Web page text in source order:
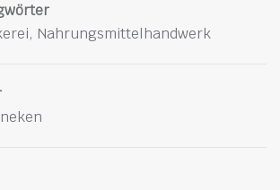
Nahrungsmittelhandwerk